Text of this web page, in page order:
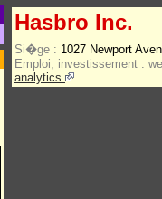
Hasbro Inc.
Si�ge : 1027 Newport
Emploi, investissement :
analytics